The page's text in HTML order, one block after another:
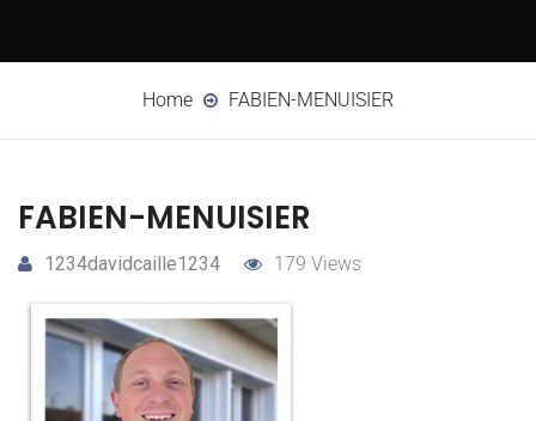
Home FABIEN-MENUISIER
FABIEN-MENUISIER
1234davidcaille1234 179 Views